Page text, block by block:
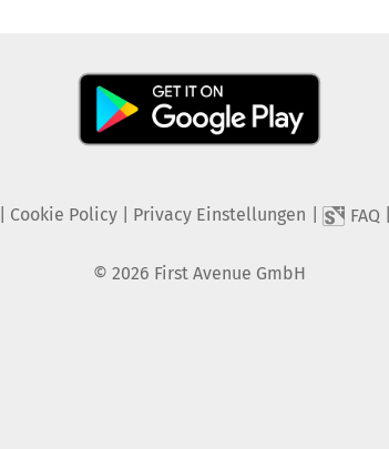
Cookie Policy| Privacy Einstellungen FAQ
© 2026 First Avenue GmbH